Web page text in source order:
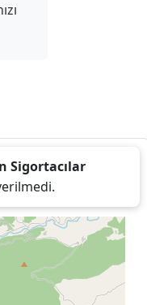
İzin Vererek
Sigortacılar